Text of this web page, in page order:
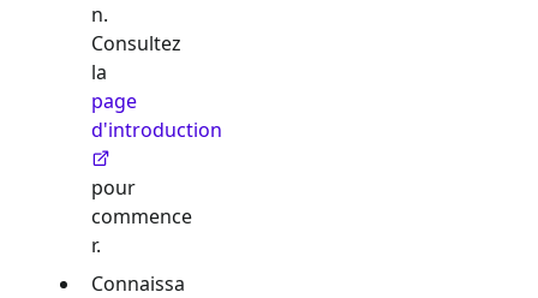
n.
Consultez
la
page
d'introduction
pour
commence
r.
Connaissa